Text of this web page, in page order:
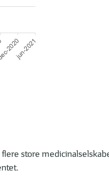
store